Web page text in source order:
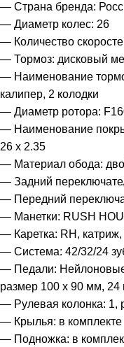
— Страна бренда:
— Диаметр колес: 26
— Количество
— Тормоз: дисковый
— Наименование
калипер, 2 колодки
— Диаметр ротора:
— Наименование
26 x 2.35
— Материал обода:
— Задний
— Передний
— Манетки: RUSH
— Каретка: RH,
— Система: 42/32/24
— Педали:
размер 100 х 90 мм,
— Рулевая колонка: 1,
— Крылья: в комплекте
— Подножка: в